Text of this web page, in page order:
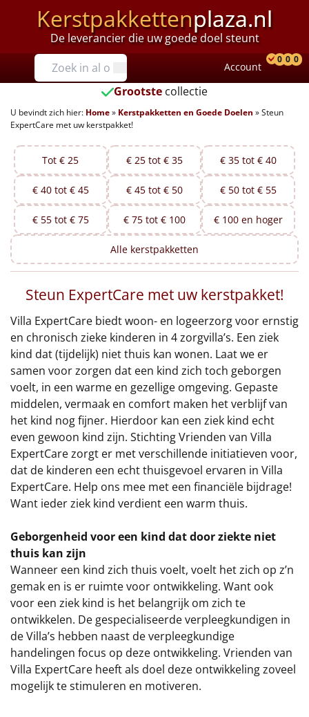
Kerstpakkettenplaza.nl
De leverancier die uw goede doel steunt
Prijzen
Tot €25
€25 tot €35
€35 tot €40
€40 tot €45
€45 tot €50
€50 tot €55
€75 tot €100
€100 en hoger
Alle kerstpakketten 2026
Thema
Origineel
Rituals
Luxe
Mannen
Vrouwen
Duurzaam
Leuke
Goedkope
Account
0 0 0
Grootste collectie
U bevindt zich hier: Home» Kerstpakketten en Goede Doelen »Steun
ExpertCare met uw kerstpakket!
Tot € 25 € 25 tot € 35 € 35 tot € 40
€ 40 tot € 45 € 45 tot € 50 € 50 tot € 55
€ 55 tot € 75 € 75 tot € 100 € 100 en hoger
Alle kerstpakketten
Steun ExpertCare met uw kerstpakket!
Villa ExpertCare biedt woon- en logeerzorg voor ernstig
en chronisch zieke kinderen in 4 zorgvilla’s. Een ziek
kind dat (tijdelijk) niet thuis kan wonen. Laat we er
samen voor zorgen dat een kind zich toch geborgen
voelt, in een warme en gezellige omgeving. Gepaste
middelen, vermaak en comfort maken het verblijf van
het kind nog fijner. Hierdoor kan een ziek kind echt
even gewoon kind zijn. Stichting Vrienden van Villa
ExpertCare zorgt er met verschillende initiatieven voor,
dat de kinderen een echt thuisgevoel ervaren in Villa
ExpertCare. Help ons mee met een financiële bijdrage!
Want ieder ziek kind verdient een warm thuis.
Geborgenheid voor een kind dat door ziekte niet
thuis kan zijn
Wanneer een kind zich thuis voelt, voelt het zich op z’n
gemak en is er ruimte voor ontwikkeling. Want ook
voor een ziek kind is het belangrijk om zich te
ontwikkelen. De gespecialiseerde verpleegkundigen in
de Villa’s hebben naast de verpleegkundige
handelingen focus op deze ontwikkeling. Vrienden van
Villa ExpertCare heeft als doel deze ontwikkeling zoveel
mogelijk te stimuleren en motiveren.